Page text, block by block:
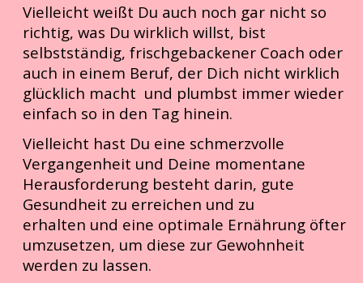
Vielleicht weißt Du auch noch gar nicht so
richtig, was Du wirklich willst, bist
selbstständig, frischgebackener Coach oder
auch in einem Beruf, der Dich nicht wirklich
glücklich macht und plumbst immer wieder
einfach so in den Tag hinein.
Vielleicht hast Du eine schmerzvolle
Vergangenheit und Deine momentane
Herausforderung besteht darin, gute
Gesundheit zu erreichen und zu
erhalten und eine optimale Ernährung öfter
umzusetzen, um diese zur Gewohnheit
werden zu lassen.